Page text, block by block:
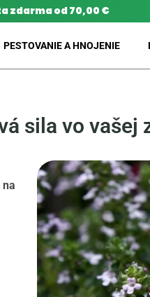
zdarma od 70,00 €
PESTOVANIE A HNOJENIE
sila vo vašej